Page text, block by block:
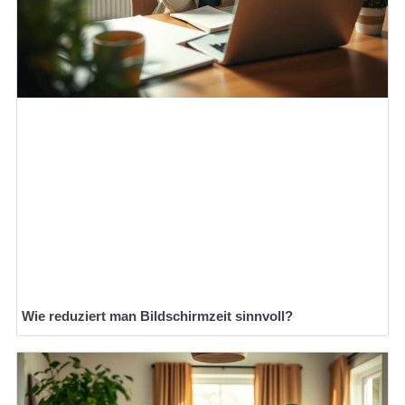
Wie reduziert man Bildschirmzeit sinnvoll?